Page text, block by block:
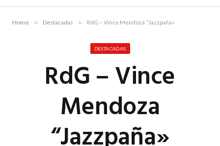
Home » Destacadas » RdG – Vince Mendoza “Jazzpaña»
DESTACADAS
RdG – Vince
Mendoza